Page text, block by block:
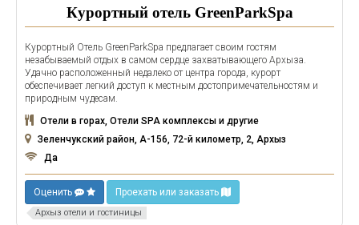
Курортный отель GreenParkSpa
Курортный Отель GreenParkSpa предлагает своим гостям
незабываемый отдых в самом сердце захватывающего Архыза.
Удачно расположенный недалеко от центра города, курорт
обеспечивает легкий доступ к местным достопримечательностям и
природным чудесам.
Отели в горах, Отели SPA комплексы и другие
Зеленчукский район, А-156, 72-й километр, 2, Архыз
Да
Оценить Проехать или заказать
Архыз отели и гостиницы